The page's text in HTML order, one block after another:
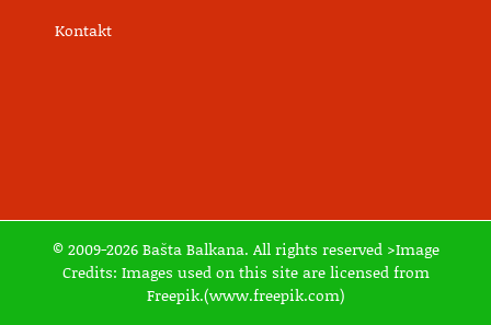
Kontakt
© 2009-2026 Bašta Balkana. All rights reserved >Image
Credits: Images used on this site are licensed from
Freepik.(www.freepik.com)